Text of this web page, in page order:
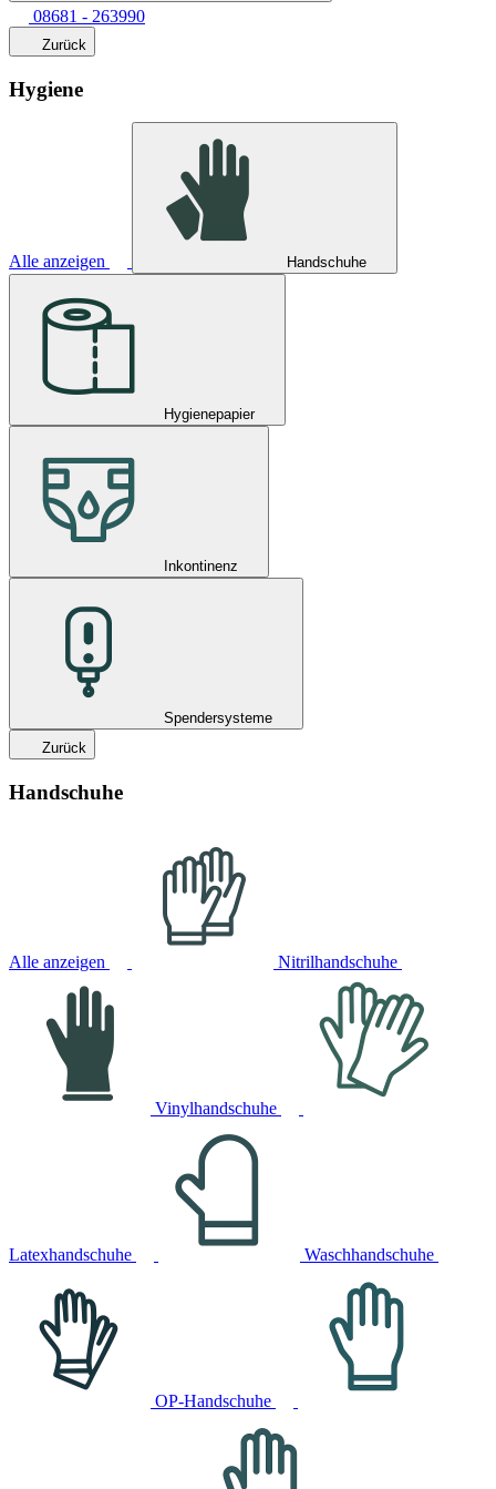
08681 - 263990
Zurück
Hygiene
Alle anzeigen Handschuhe
Hygienepapier
Inkontinenz
Spendersysteme
Zurück
Handschuhe
Alle anzeigen Nitrilhandschuhe
Vinylhandschuhe
Latexhandschuhe Waschhandschuhe
OP-Handschuhe